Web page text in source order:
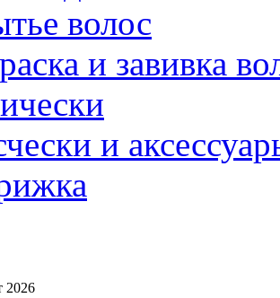
волос
и завивка
и
2026